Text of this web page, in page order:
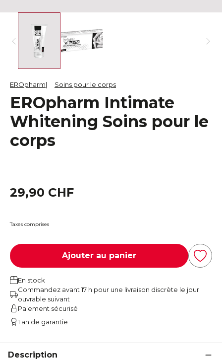
EROpharm Soins pour le corps
EROpharm Intimate
Whitening Soins pour le
corps
29,90 CHF
Taxes comprises
Ajouter au panier
En stock
Commandez avant 17 h pour une livraison discrète le jour
ouvrable suivant
Paiement sécurisé
1 an de garantie
Description